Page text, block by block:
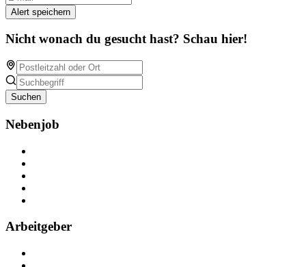
Alert speichern
Nicht wonach du gesucht hast? Schau hier!
Suchen
Nebenjob
Arbeitgeber